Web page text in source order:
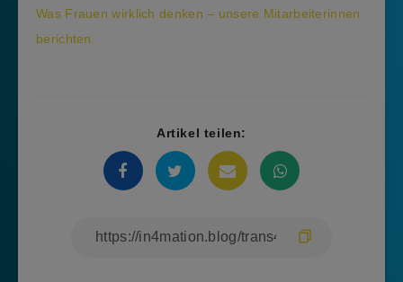
Beitragsnavigation
Was Frauen wirklich denken – unsere Mitarbeiterinnen
berichten.
Artikel teilen: